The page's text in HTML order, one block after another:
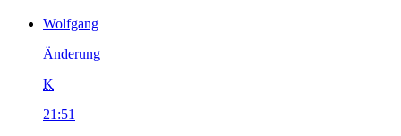
Wolfgang
Änderung
K
21:51